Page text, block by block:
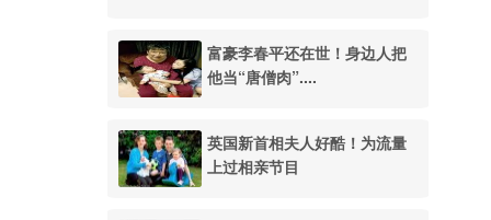
富豪李春平还在世！身边人把
他当“唐僧肉”....
英国新首相夫人好酷！为流量
上过相亲节目